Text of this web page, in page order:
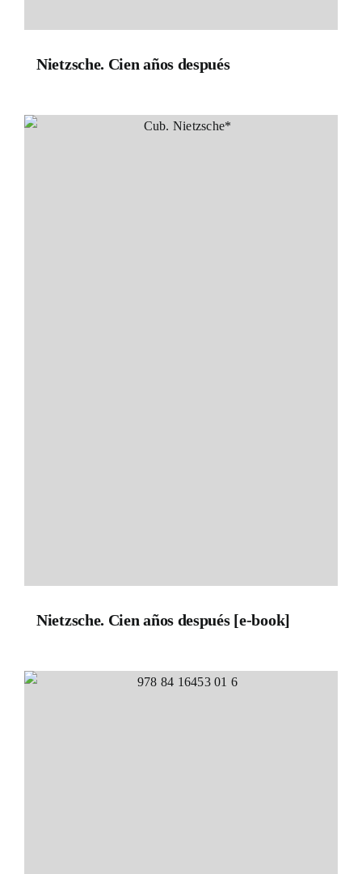
Nietzsche. Cien años después
Nietzsche. Cien años después [e-book]